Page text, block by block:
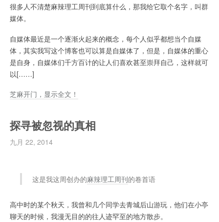
很多人不清楚麻辣理工周刊到底算什么，那我给它取个名字，叫群
媒体。
自媒体最近是一个逐渐火起来的概念，每个人似乎都想当个自媒
体，其实我写这个博客也可以算是自媒体了，但是，自媒体的重心
是自身，自媒体们千方百计的让人们喜欢甚至崇拜自己，这样就可
以[……]
芝麻开门，显示全文！
探寻被忽视的真相
九月 22, 2014
这是我这周创办的麻辣理工周刊的卷首语
高中时的某个秋天，我曾和几个同学去青城后山游玩，他们在小亭
聊天的时候，我漫无目的的往人迹罕至的地方散步。